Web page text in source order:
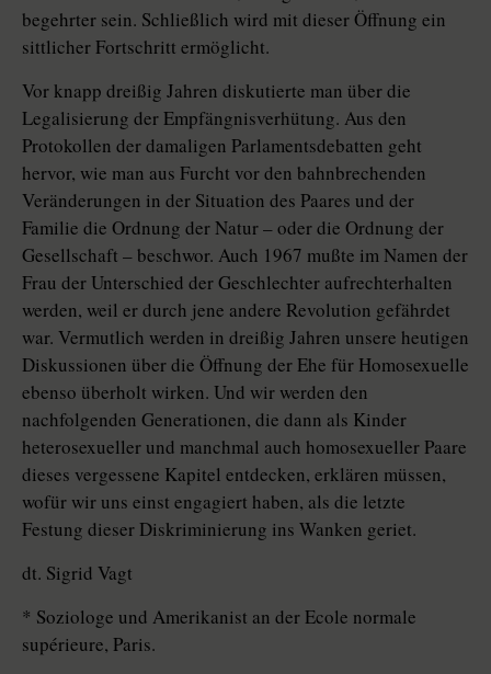
begehrter sein. Schließlich wird mit dieser Öffnung ein
sittlicher Fortschritt ermöglicht.
Vor knapp dreißig Jahren diskutierte man über die
Legalisierung der Empfängnisverhütung. Aus den
Protokollen der damaligen Parlamentsdebatten geht
hervor, wie man aus Furcht vor den bahnbrechenden
Veränderungen in der Situation des Paares und der
Familie die Ordnung der Natur – oder die Ordnung der
Gesellschaft – beschwor. Auch 1967 mußte im Namen der
Frau der Unterschied der Geschlechter aufrechterhalten
werden, weil er durch jene andere Revolution gefährdet
war. Vermutlich werden in dreißig Jahren unsere heutigen
Diskussionen über die Öffnung der Ehe für Homosexuelle
ebenso überholt wirken. Und wir werden den
nachfolgenden Generationen, die dann als Kinder
heterosexueller und manchmal auch homosexueller Paare
dieses vergessene Kapitel entdecken, erklären müssen,
wofür wir uns einst engagiert haben, als die letzte
Festung dieser Diskriminierung ins Wanken geriet.
dt. Sigrid Vagt
* Soziologe und Amerikanist an der Ecole normale
supérieure, Paris.